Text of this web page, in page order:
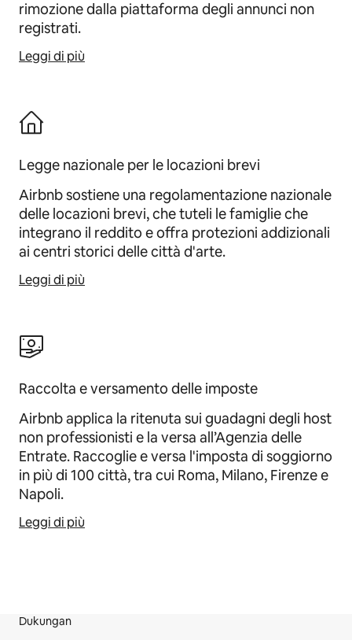
rimozione dalla piattaforma degli annunci non
registrati.
Leggi di più
Legge nazionale per le locazioni brevi
Airbnb sostiene una regolamentazione nazionale
delle locazioni brevi, che tuteli le famiglie che
integrano il reddito e offra protezioni addizionali
ai centri storici delle città d'arte.
Leggi di più
Raccolta e versamento delle imposte
Airbnb applica la ritenuta sui guadagni degli host
non professionisti e la versa all’Agenzia delle
Entrate. Raccoglie e versa l'imposta di soggiorno
in più di 100 città, tra cui Roma, Milano, Firenze e
Napoli.
Leggi di più
Bagian Footer Situs
Dukungan